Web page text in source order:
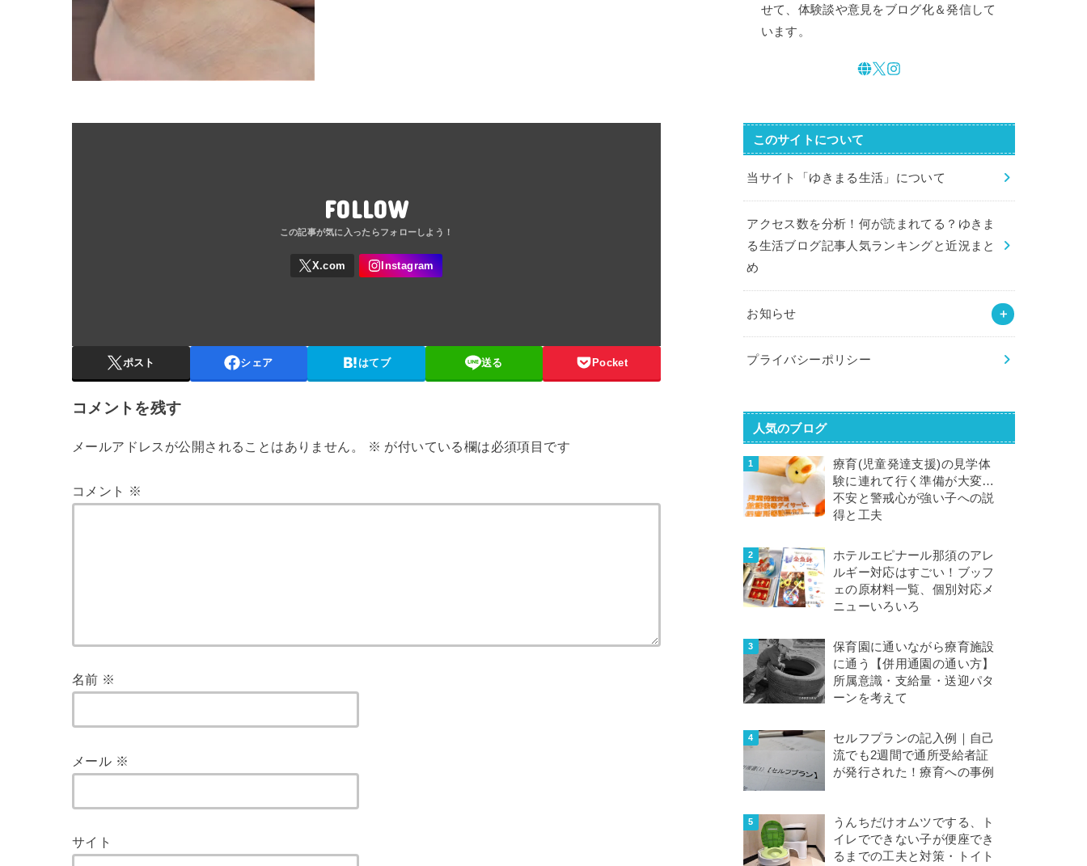
FOLLOW
ポスト シェア はてブ 送る Pocket
コメントを残す
メールアドレスが公開されることはありません。 ※ が付いている欄は必須項目です
コメント ※
名前 ※
メール ※
サイト
せて、体験談や意見をブログ化＆発信して
います。
このサイトについて
当サイト「ゆきまる生活」について
アクセス数を分析！何が読まれてる？ゆきま
る生活ブログ記事人気ランキングと近況まと
め
お知らせ
プライバシーポリシー
人気のブログ
療育(児童発達支援)の見学体
験に連れて行く準備が大変…
不安と警戒心が強い子への説
得と工夫
ホテルエピナール那須のアレ
ルギー対応はすごい！ブッフ
ェの原材料一覧、個別対応メ
ニューいろいろ
保育園に通いながら療育施設
に通う【併用通園の通い方】
所属意識・支給量・送迎パタ
ーンを考えて
セルフプランの記入例｜自己
流でも2週間で通所受給者証
が発行された！療育への事例
うんちだけオムツでする、ト
イレでできない子が便座でき
るまでの工夫と対策・トイト